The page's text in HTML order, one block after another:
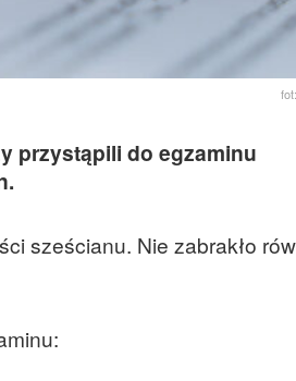
przystąpili do egzaminu
sześcianu. Nie zabrakło